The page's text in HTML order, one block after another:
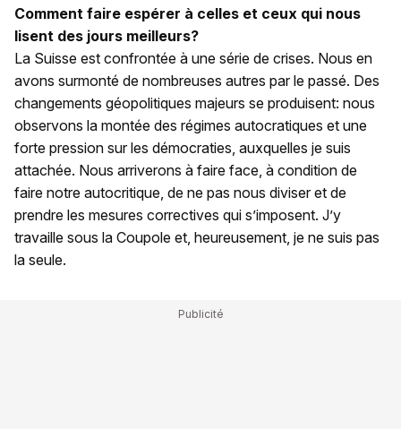
Comment faire espérer à celles et ceux qui nous
lisent des jours meilleurs?
La Suisse est confrontée à une série de crises. Nous en
avons surmonté de nombreuses autres par le passé. Des
changements géopolitiques majeurs se produisent: nous
observons la montée des régimes autocratiques et une
forte pression sur les démocraties, auxquelles je suis
attachée. Nous arriverons à faire face, à condition de
faire notre autocritique, de ne pas nous diviser et de
prendre les mesures correctives qui s’imposent. J’y
travaille sous la Coupole et, heureusement, je ne suis pas
la seule.